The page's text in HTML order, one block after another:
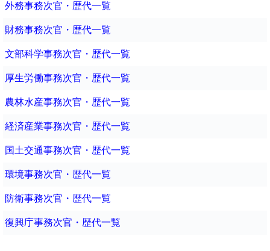
外務事務次官・歴代一覧
財務事務次官・歴代一覧
文部科学事務次官・歴代一覧
厚生労働事務次官・歴代一覧
農林水産事務次官・歴代一覧
経済産業事務次官・歴代一覧
国土交通事務次官・歴代一覧
環境事務次官・歴代一覧
防衛事務次官・歴代一覧
復興庁事務次官・歴代一覧